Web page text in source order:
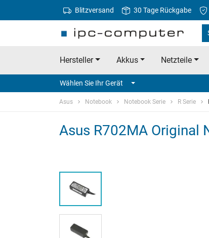
Blitzversand 30 Tage Rückgabe
Hersteller Akkus Netzteile
Wählen Sie Ihr Gerät
Asus Notebook Notebook Serie R Serie
Asus R702MA Original